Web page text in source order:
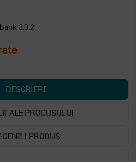
DESCRIERE
ALE PRODUSULUI
PRODUS